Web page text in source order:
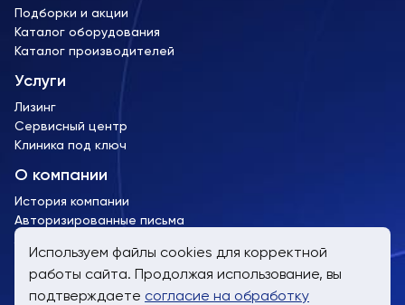
Подборки и акции
Каталог оборудования
Каталог производителей
Услуги
Лизинг
Сервисный центр
Клиника под ключ
О компании
История компании
Авторизированные письма
пн-пт, 9:00 до 19:00
Используем файлы cookies для корректной
работы сайта. Продолжая использование, вы
подтверждаете согласие на обработку